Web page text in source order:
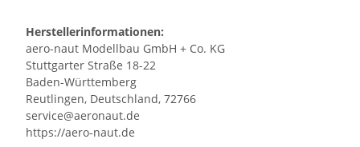
Herstellerinformationen:
aero-naut Modellbau GmbH + Co. KG
Stuttgarter Straße 18-22
Baden-Württemberg
Reutlingen, Deutschland, 72766
service@aeronaut.de
https://aero-naut.de